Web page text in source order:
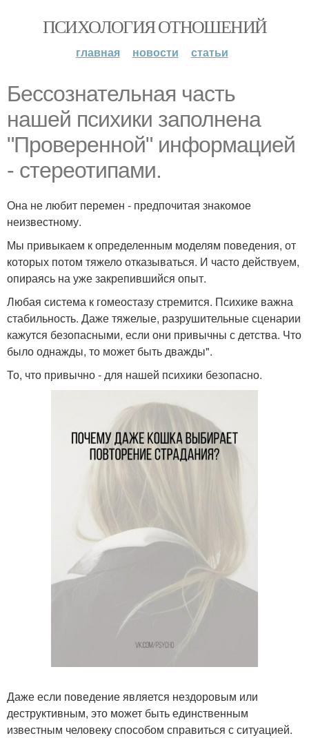
ПСИХОЛОГИЯ ОТНОШЕНИЙ
главная новости статьи
Бecсознательная часть
нашей психики заполнена
"Проверенной" информацией
- стереотипами.
Она не любит перемен - предпочитая знакомое
неизвестному.
Мы привыкаем к определенным моделям поведения, от
которых потом тяжело отказываться. И часто действуем,
опираясь на уже закрепившийся опыт.
Любая система к гомеостазу стремится. Психике важна
стабильность. Даже тяжелые, разрушительные сценарии
кажутся безопасными, если они привычны с детства. Что
было однажды, то может быть дважды".
То, что привычно - для нашей психики безопасно.
Даже если поведение является нездоровым или
деструктивным, это может быть единственным
известным человеку способом справиться с ситуацией.